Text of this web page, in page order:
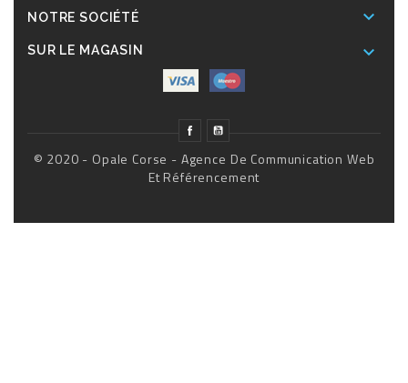
NOTRE SOCIÉTÉ 
SUR LE MAGASIN 
© 2020 - Opale Corse - Agence De Communication Web
Et Référencement